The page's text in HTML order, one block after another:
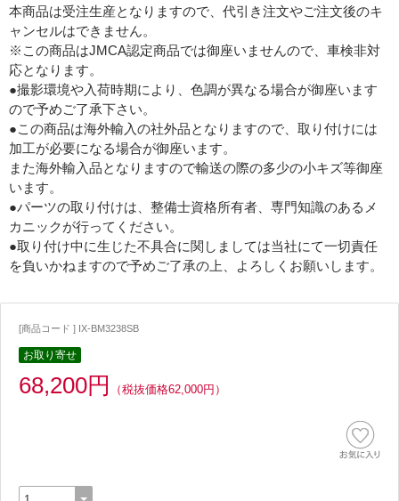
本商品は受注生産となりますので、代引き注文やご注文後のキ
ャンセルはできません。
※この商品はJMCA認定商品では御座いませんので、車検非対
応となります。
●撮影環境や入荷時期により、色調が異なる場合が御座います
ので予めご了承下さい。
●この商品は海外輸入の社外品となりますので、取り付けには
加工が必要になる場合が御座います。
また海外輸入品となりますので輸送の際の多少の小キズ等御座
います。
●パーツの取り付けは、整備士資格所有者、専門知識のあるメ
カニックが行ってください。
●取り付け中に生じた不具合に関しましては当社にて一切責任
を負いかねますので予めご了承の上、よろしくお願いします。
[商品コード ] IX-BM3238SB
お取り寄せ
68,200円 （税抜価格62,000円）